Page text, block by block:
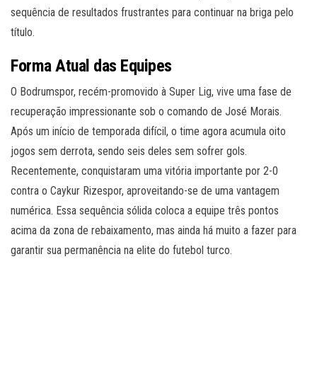
sequência de resultados frustrantes para continuar na briga pelo
título.
Forma Atual das Equipes
O Bodrumspor, recém-promovido à Super Lig, vive uma fase de
recuperação impressionante sob o comando de José Morais.
Após um início de temporada difícil, o time agora acumula oito
jogos sem derrota, sendo seis deles sem sofrer gols.
Recentemente, conquistaram uma vitória importante por 2-0
contra o Caykur Rizespor, aproveitando-se de uma vantagem
numérica. Essa sequência sólida coloca a equipe três pontos
acima da zona de rebaixamento, mas ainda há muito a fazer para
garantir sua permanência na elite do futebol turco.